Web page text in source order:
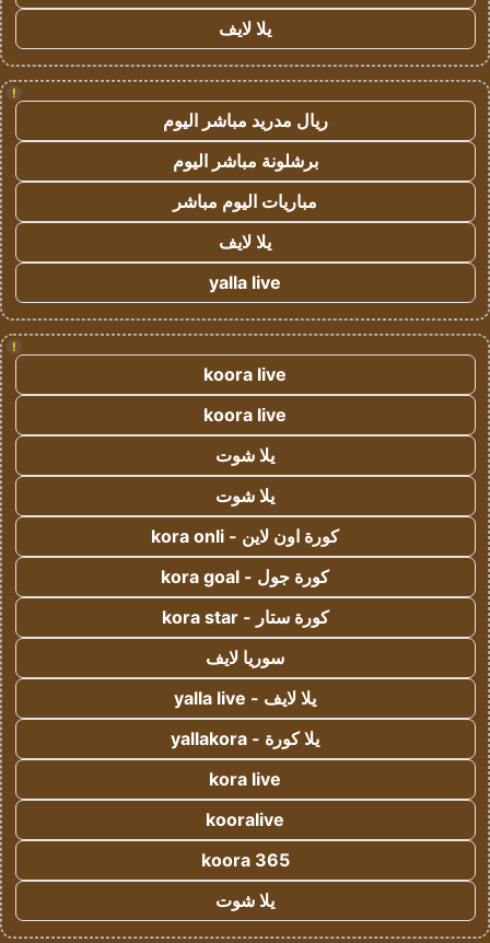
يلا لايف
!
ريال مدريد مباشر اليوم
برشلونة مباشر اليوم
مباريات اليوم مباشر
يلا لايف
yalla live
!
koora live
koora live
يلا شوت
يلا شوت
كورة اون لاين - kora onli
كورة جول - kora goal
كورة ستار - kora star
سوريا لايف
يلا لايف - yalla live
يلا كورة - yallakora
kora live
kooralive
koora 365
يلا شوت